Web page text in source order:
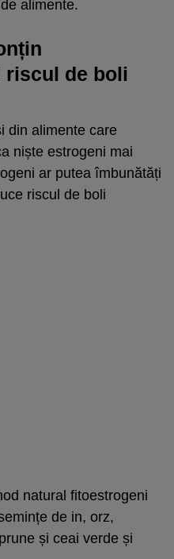
alimente.
riscul de boli
din alimente care
niște estrogeni mai
ar putea îmbunătăți
riscul de boli
natural fitoestrogeni
de in, orz,
și ceai verde și